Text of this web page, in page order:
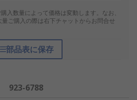
入数量によって価格は変動します。なお、
ご購入の際は右下チャットからお問合せ
部品表に保存
923-6788